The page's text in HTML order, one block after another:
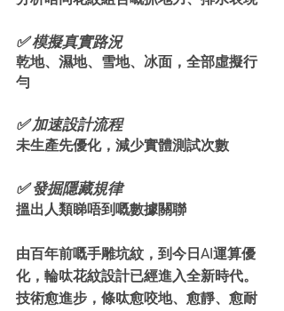
✅ 模擬真實路況
乾地、濕地、雪地、冰面，全部虛擬行
勻
✅ 加速設計流程
未生產先優化，減少實體測試次數
✅ 發掘隱藏規律
搵出人類睇唔到嘅數據關聯
由百年前嘅手雕坑紋，到今日AI運算優
化，輪呔花紋設計已經進入全新時代。
技術愈進步，條呔愈咬地、愈靜、愈耐